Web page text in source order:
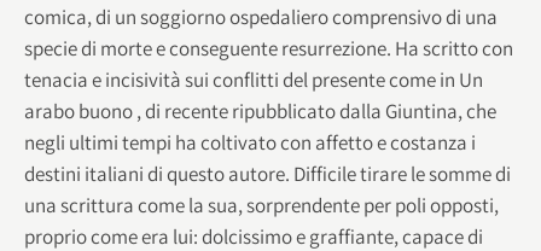
comica, di un soggiorno ospedaliero comprensivo di una
specie di morte e conseguente resurrezione. Ha scritto con
tenacia e incisività sui conflitti del presente come in Un
arabo buono , di recente ripubblicato dalla Giuntina, che
negli ultimi tempi ha coltivato con affetto e costanza i
destini italiani di questo autore. Difficile tirare le somme di
una scrittura come la sua, sorprendente per poli opposti,
proprio come era lui: dolcissimo e graffiante, capace di